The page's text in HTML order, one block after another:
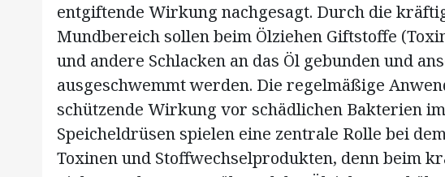
entgiftende Wirkung nachgesagt. Durch die
Mundbereich sollen beim Ölziehen Giftstoffe
und andere Schlacken an das Öl gebunden und
ausgeschwemmt werden. Die regelmäßige
schützende Wirkung vor schädlichen Bakterien
Speicheldrüsen spielen eine zentrale Rolle bei
Toxinen und Stoffwechselprodukten, denn beim